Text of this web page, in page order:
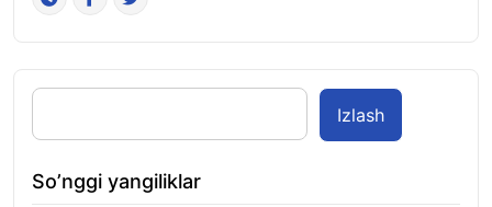
Izlash
So’nggi yangiliklar